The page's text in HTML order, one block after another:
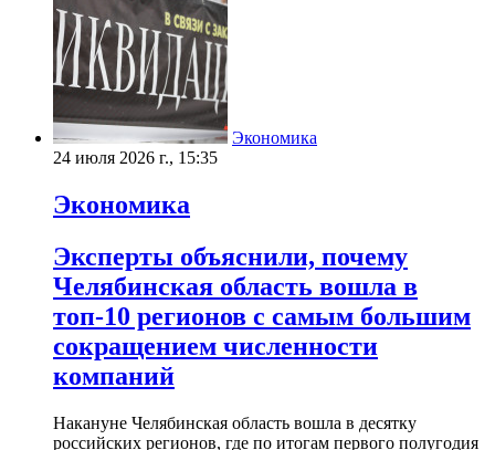
Экономика
24 июля 2026 г., 15:35
Экономика
Эксперты объяснили, почему
Челябинская область вошла в
топ-10 регионов с самым большим
сокращением численности
компаний
Накануне Челябинская область вошла в десятку
российских регионов, где по итогам первого полугодия